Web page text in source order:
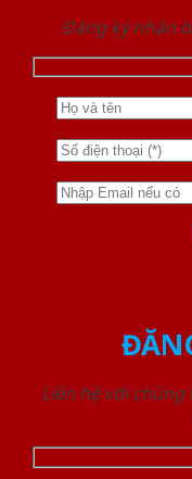
Đăng ký nhận
Liên hệ với